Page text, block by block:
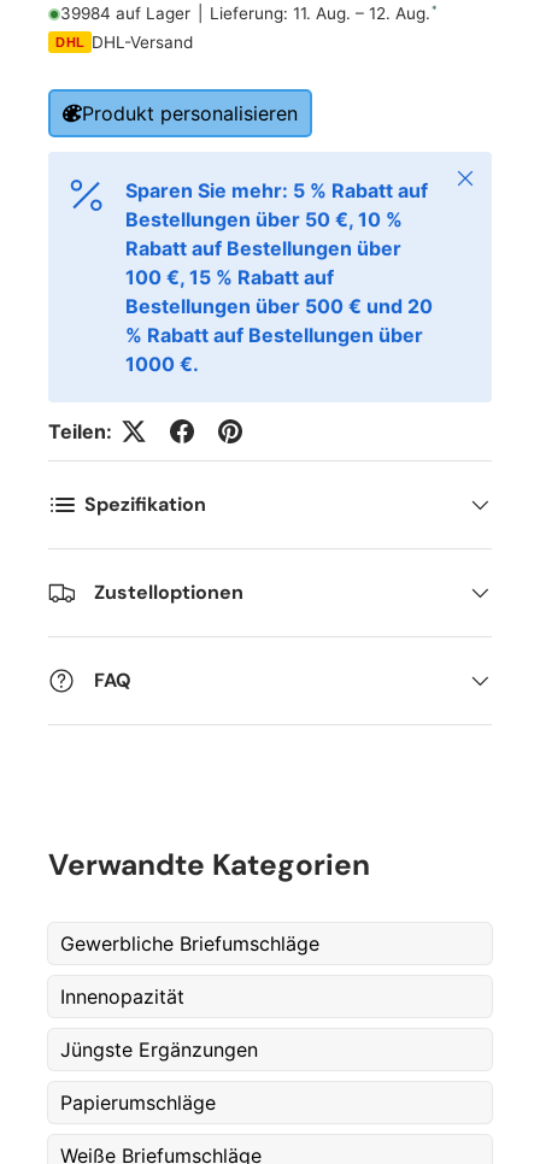
Fornavn *
39984 auf Lager Lieferung: 11. Aug. – 12. Aug.*
DHL DHL-Versand
Produkt personalisieren
Sparen Sie mehr: 5 % Rabatt auf
Bestellungen über 50 €, 10 %
Rabatt auf Bestellungen über
100 €, 15 % Rabatt auf
Bestellungen über 500 € und 20
% Rabatt auf Bestellungen über
1000 €.
Schließen
Teilen:
Spezifikation
Zustelloptionen
FAQ
Verwandte Kategorien
Gewerbliche Briefumschläge
Innenopazität
Jüngste Ergänzungen
Papierumschläge
Weiße Briefumschläge